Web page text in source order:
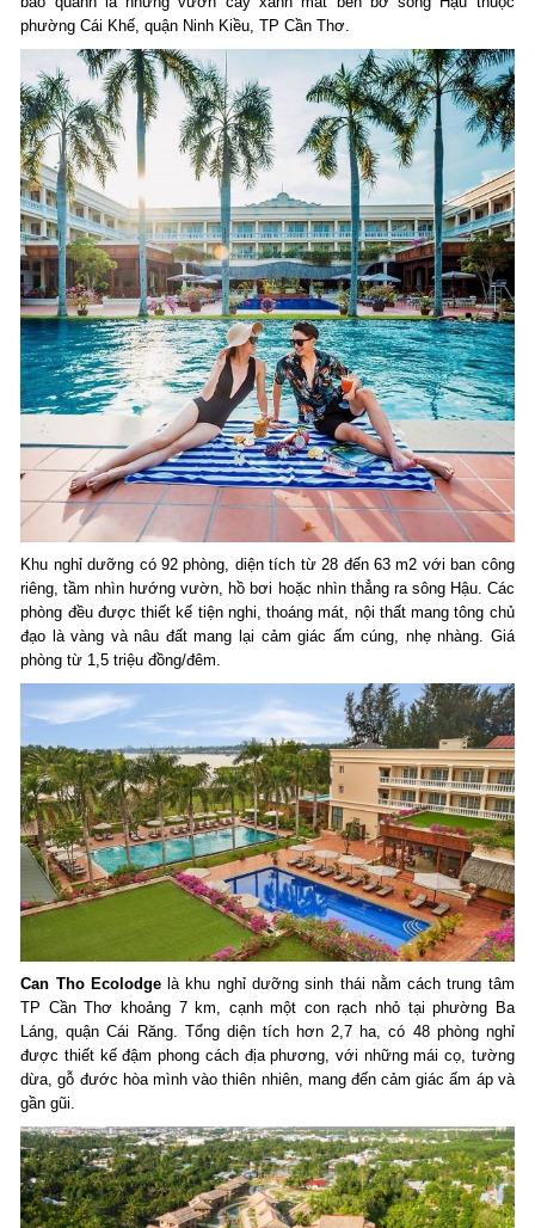
phường Cái Khế, quận Ninh Kiều, TP Cần Thơ.
Khu nghỉ dưỡng có 92 phòng, diện tích từ 28 đến 63 m2 với ban công
riêng, tầm nhìn hướng vườn, hồ bơi hoặc nhìn thẳng ra sông Hậu. Các
phòng đều được thiết kế tiện nghi, thoáng mát, nội thất mang tông chủ
đạo là vàng và nâu đất mang lại cảm giác ấm cúng, nhẹ nhàng. Giá
phòng từ 1,5 triệu đồng/đêm.
Can Tho Ecolodgelà khu nghỉ dưỡng sinh thái nằm cách trung tâm
TP Cần Thơ khoảng 7 km, cạnh một con rạch nhỏ tại phường Ba
Láng, quận Cái Răng. Tổng diện tích hơn 2,7 ha, có 48 phòng nghỉ
được thiết kế đậm phong cách địa phương, với những mái cọ, tường
dừa, gỗ đước hòa mình vào thiên nhiên, mang đến cảm giác ấm áp và
gần gũi.